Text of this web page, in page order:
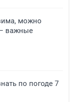
можно
— важные
по погоде 7